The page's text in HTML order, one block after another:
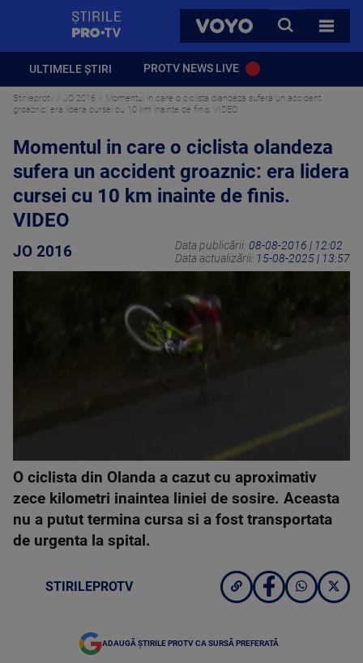
VOYO
CAUTA
TOATE
ULTIMELE ȘTIRI PROTV NEWS LIVE
Stirileprotv JO 2016
Momentul in care o ciclista olandeza sufera un accident
groaznic: era lidera cursei cu 10 km inainte de finis. VIDEO
Momentul in care o ciclista olandeza
sufera un accident groaznic: era lidera
cursei cu 10 km inainte de finis.
VIDEO
JO 2016 Data publicării: 08-08-2016 | 12:02
Data actualizării: 15-08-2025 | 13:57
O ciclista din Olanda a cazut cu aproximativ
zece kilometri inaintea liniei de sosire. Aceasta
nu a putut termina cursa si a fost transportata
de urgenta la spital.
STIRILEPROTV
ADAUGĂ ȘTIRILE PROTV CA SURSĂ PREFERATĂ